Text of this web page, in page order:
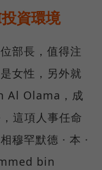
資環境
部長，值得注
女性，另外就
Al Olama，成
這項人事任命
穆罕默德 · 本 ·
bin